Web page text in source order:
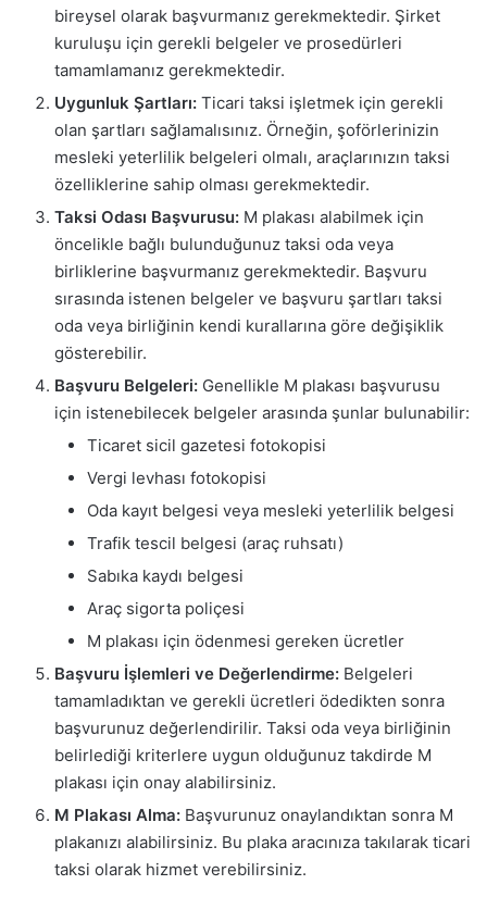
bireysel olarak başvurmanız gerekmektedir. Şirket
kuruluşu için gerekli belgeler ve prosedürleri
tamamlamanız gerekmektedir.
Uygunluk Şartları: Ticari taksi işletmek için gerekli
olan şartları sağlamalısınız. Örneğin, şoförlerinizin
mesleki yeterlilik belgeleri olmalı, araçlarınızın taksi
özelliklerine sahip olması gerekmektedir.
Taksi Odası Başvurusu: M plakası alabilmek için
öncelikle bağlı bulunduğunuz taksi oda veya
birliklerine başvurmanız gerekmektedir. Başvuru
sırasında istenen belgeler ve başvuru şartları taksi
oda veya birliğinin kendi kurallarına göre değişiklik
gösterebilir.
Başvuru Belgeleri: Genellikle M plakası başvurusu
için istenebilecek belgeler arasında şunlar bulunabilir:
Ticaret sicil gazetesi fotokopisi
Vergi levhası fotokopisi
Oda kayıt belgesi veya mesleki yeterlilik belgesi
Trafik tescil belgesi (araç ruhsatı)
Sabıka kaydı belgesi
Araç sigorta poliçesi
M plakası için ödenmesi gereken ücretler
Başvuru İşlemleri ve Değerlendirme: Belgeleri
tamamladıktan ve gerekli ücretleri ödedikten sonra
başvurunuz değerlendirilir. Taksi oda veya birliğinin
belirlediği kriterlere uygun olduğunuz takdirde M
plakası için onay alabilirsiniz.
M Plakası Alma: Başvurunuz onaylandıktan sonra M
plakanızı alabilirsiniz. Bu plaka aracınıza takılarak ticari
taksi olarak hizmet verebilirsiniz.